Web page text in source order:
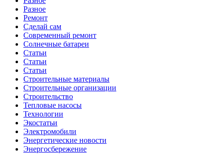
Разное
Ремонт
Сделай сам
Современный ремонт
Солнечные батареи
Статьи
Статьи
Статьи
Строительные материалы
Строительные организации
Строительство
Тепловые насосы
Технологии
Экостатьи
Электромобили
Энергетические новости
Энергосбережение